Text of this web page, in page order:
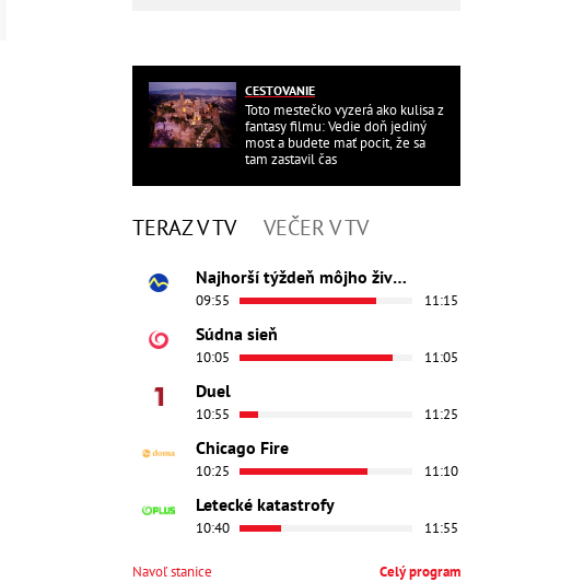
CESTOVANIE
Toto mestečko vyzerá ako kulisa z
fantasy filmu: Vedie doň jediný
most a budete mať pocit, že sa
tam zastavil čas
TERAZ V TV VEČER V TV
Najhorší týždeň môjho života
09:55 11:15
Súdna sieň
10:05 11:05
Duel
10:55 11:25
Chicago Fire
10:25 11:10
Letecké katastrofy
10:40 11:55
Navoľ stanice Celý program